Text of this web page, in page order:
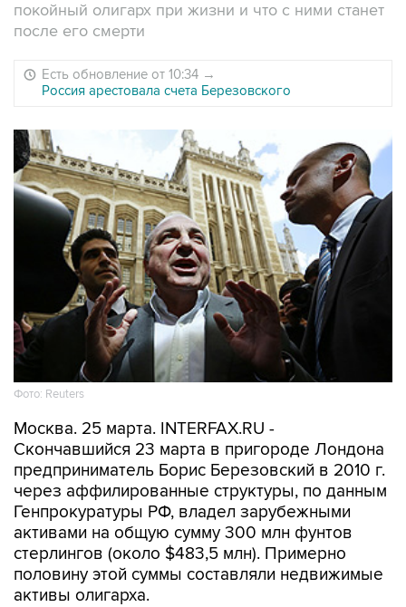
покойный олигарх при жизни и что с ними станет
после его смерти
Есть обновление от 10:34 →
Россия арестовала счета Березовского
Фото: Reuters
Москва. 25 марта. INTERFAX.RU -
Скончавшийся 23 марта в пригороде Лондона
предприниматель Борис Березовский в 2010 г.
через аффилированные структуры, по данным
Генпрокуратуры РФ, владел зарубежными
активами на общую сумму 300 млн фунтов
стерлингов (около $483,5 млн). Примерно
половину этой суммы составляли недвижимые
активы олигарха.